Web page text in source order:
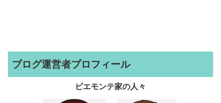
ブログ運営者プロフィール
ピエモンテ家の人々